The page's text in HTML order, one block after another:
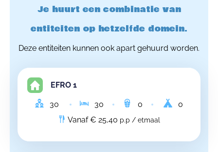
Je huurt een combinatie van
entiteiten op hetzelfde domein.
Deze entiteiten kunnen ook apart gehuurd worden.
EFRO 1
30 30 0
0
Vanaf € 25,40 p.p / etmaal